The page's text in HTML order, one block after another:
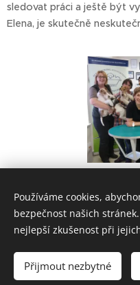
sledovat práci a ještě být
Elena, je skutečně
Share
Vytvořeno
Používáme cookies,
bezpečnost našich
nejlepší zkušenost při
Přijmout nezbytné